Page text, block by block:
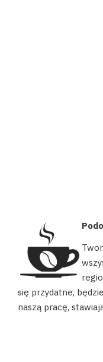
Nasz portal używa
naszych zasobów,
celach statystycznych.
się przydatne,
naszą pracę,